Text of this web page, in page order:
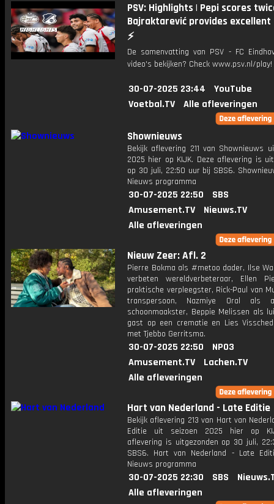
PSV: Highlights | Pepi scores
Bajraktarević provides
⚡️
De samenvatting van PSV - FC
video's bekijken? Check www.psv.nl/
30-07-2025 23:44
YouTube
Voetbal.TV
Alle afleveringen
Shownieuws
Bekijk aflevering 211 van Shownieuws
2025 hier op KIJK. Deze aflevering is
op 30 juli, 22:50 uur bij SBS6.
Nieuws programma
30-07-2025 22:50
SBS
Amusement.TV
Nieuws.TV
Alle afleveringen
Nieuw Zeer: Afl. 2
Pierre Bokma als #metoo dader, Ilse
verbeten wereldverbeteraar, Ellen
praktische verpleegster, Rick-Paul van
transpersoon, Nazmiye Oral als
schoonmaakster, Beppie Melissen als
gast op een crematie en Lies
met Tjebbo Gerritsma.
30-07-2025 22:50
NPO3
Amusement.TV
Lachen.TV
Alle afleveringen
Hart van Nederland - Late Editie
Bekijk aflevering 213 van Hart van
Editie uit seizoen 2025 hier op
aflevering is uitgezonden op 30 juli,
SBS6. Hart van Nederland - Late
Nieuws programma
30-07-2025 22:30 SBS
Alle afleveringen